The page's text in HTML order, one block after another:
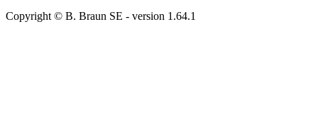
Copyright © B. Braun SE - version 1.64.1